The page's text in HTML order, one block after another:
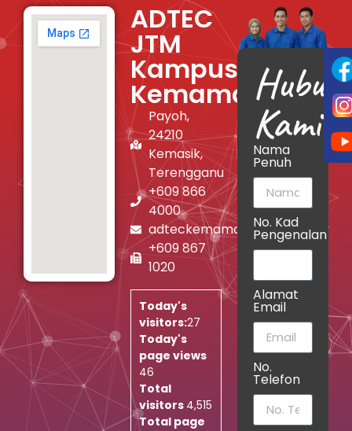
ADTEC
JTM
Kampus
Kemaman
Payoh,
24210
Kemasik,
Terengganu
+609 866
4000
adteckemaman@jtm.gov.my
+609 867
1020
Today's
visitors:27
Today's
page views
46
Total
visitors 4,515
Total page
Kami
Nama
Penuh
No. Kad
Pengenalan
Alamat
Email
No.
Telefon